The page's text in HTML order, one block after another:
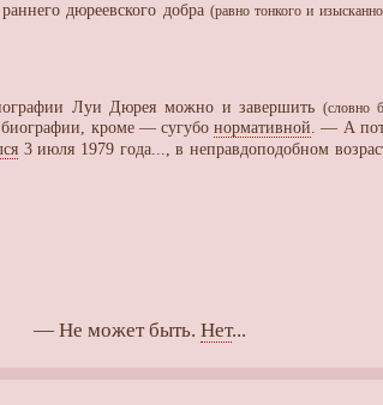
дюреевского добра (равно тонкого и
Луи Дюрея можно и завершить (словно
биографии, кроме — сугубонормативной . — А
3 июля 1979 года..., в неправдоподобном
— Не может быть. Нет...